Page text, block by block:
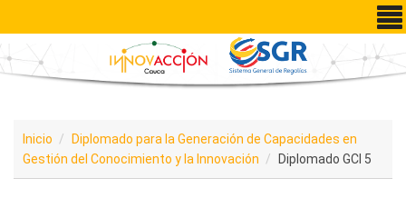
Pasar al contenido principal
Inicio
Diplomado para la Generación de Capacidades en
Gestión del Conocimiento y la Innovación
Diplomado GCI 5